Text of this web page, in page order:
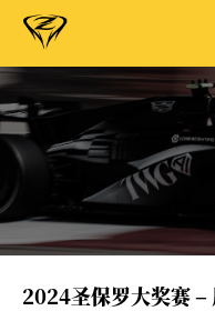
2024圣保罗大奖赛 –